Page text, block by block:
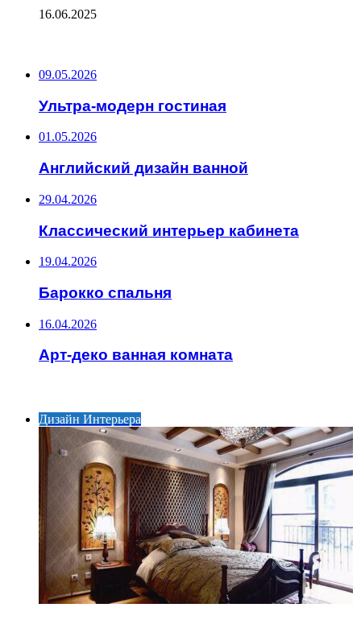
16.06.2025
09.05.2026
Ультра-модерн гостиная
01.05.2026
Английский дизайн ванной
29.04.2026
Классический интерьер кабинета
19.04.2026
Барокко спальня
16.04.2026
Арт-деко ванная комната
Дизайн Интерьера